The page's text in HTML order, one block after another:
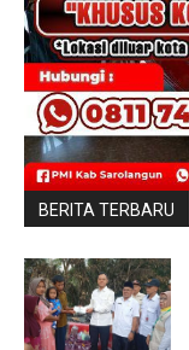
BERITA TERBARU